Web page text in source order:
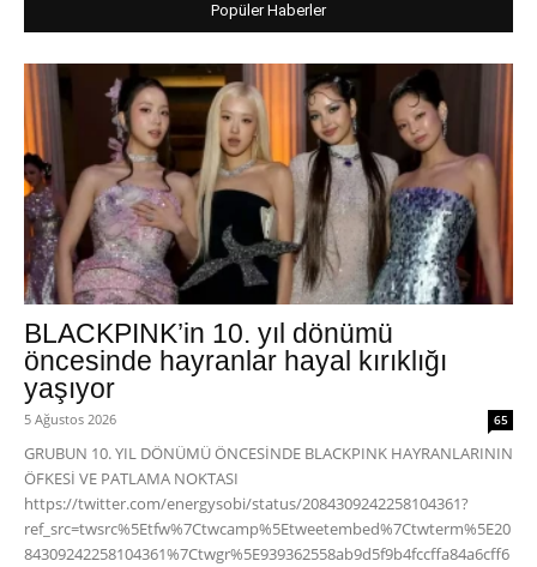
Popüler Haberler
BLACKPINK’in 10. yıl dönümü
öncesinde hayranlar hayal kırıklığı
yaşıyor
5 Ağustos 2026 65
GRUBUN 10. YIL DÖNÜMÜ ÖNCESİNDE BLACKPINK HAYRANLARININ
ÖFKESİ VE PATLAMA NOKTASI
https://twitter.com/energysobi/status/2084309242258104361?
ref_src=twsrc%5Etfw%7Ctwcamp%5Etweetembed%7Ctwterm%5E20
84309242258104361%7Ctwgr%5E939362558ab9d5f9b4fccffa84a6cff6